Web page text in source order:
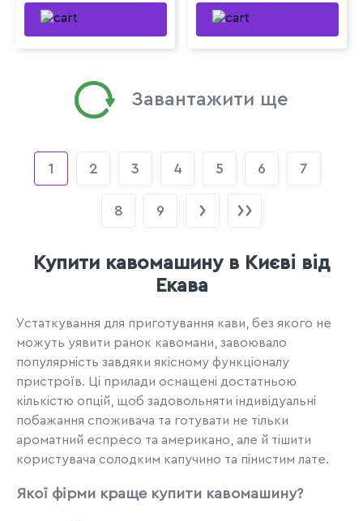
Завантажити ще
1 2 3 4 5 6 7
8 9
Купити кавомашину в Києві від
Екава
Устаткування для приготування кави, без якого не
можуть уявити ранок кавомани, завоювало
популярність завдяки якісному функціоналу
пристроїв. Ці прилади оснащені достатньою
кількістю опцій, щоб задовольняти індивідуальні
побажання споживача та готувати не тільки
ароматний еспресо та американо, але й тішити
користувача солодким капучино та пінистим лате.
Якої фірми краще купити кавомашину?